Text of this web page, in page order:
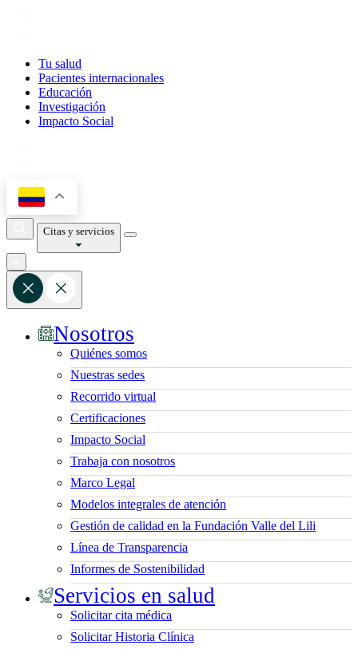
Tu salud
Pacientes internacionales
Educación
Investigación
Impacto Social
Citas y servicios
Nosotros
Quiénes somos
Nuestras sedes
Recorrido virtual
Certificaciones
Impacto Social
Trabaja con nosotros
Marco Legal
Modelos integrales de atención
Gestión de calidad en la Fundación Valle del Lili
Línea de Transparencia
Informes de Sostenibilidad
Servicios en salud
Solicitar cita médica
Solicitar Historia Clínica